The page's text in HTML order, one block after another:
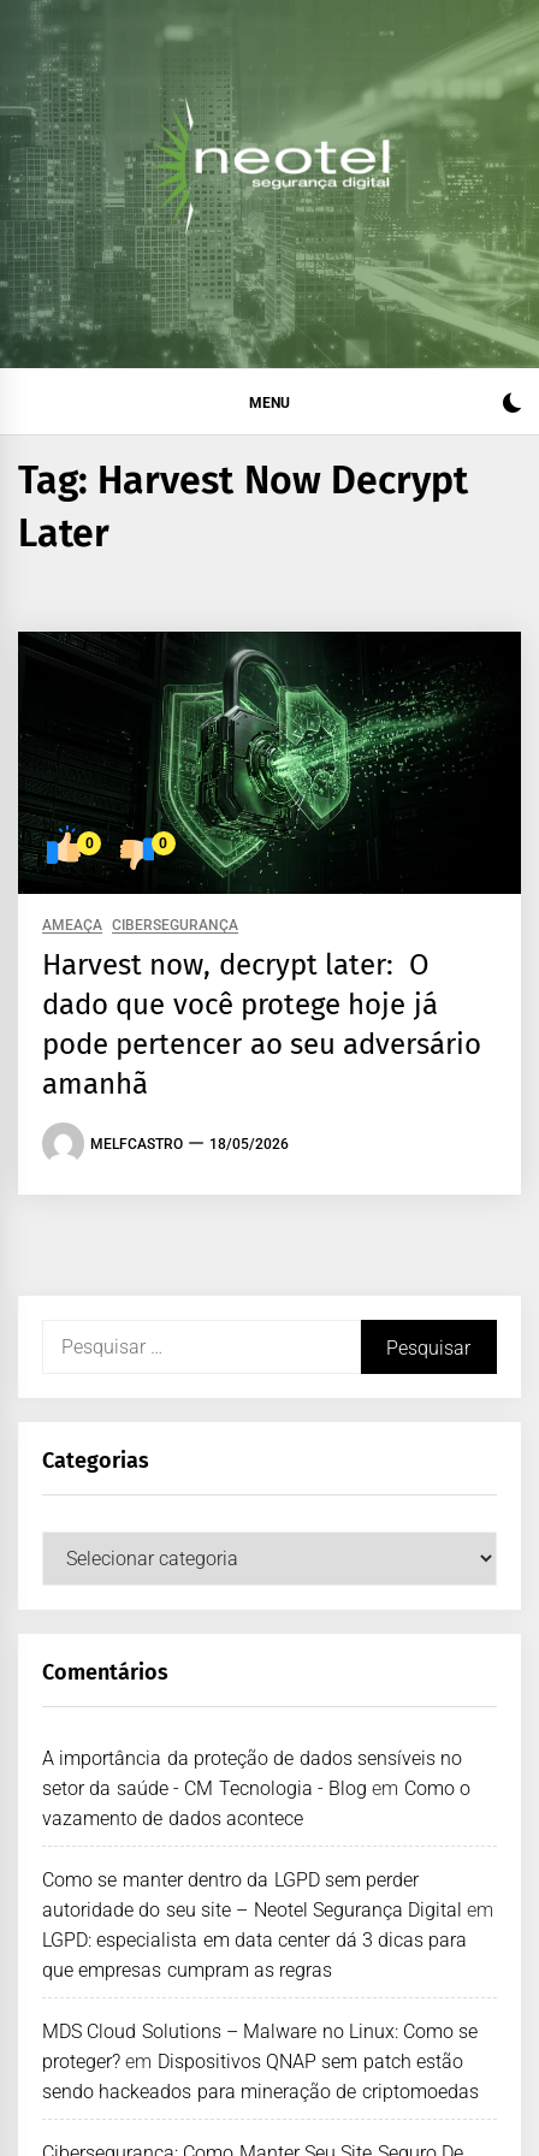
Blog da Neotel
Segurança Digital
Informações e notícias sobre segurança digital, legislação
e compliance
MENU
Tag: Harvest Now Decrypt
Later
0 0
AMEAÇA CIBERSEGURANÇA
Harvest now, decrypt later: O
dado que você protege hoje já
pode pertencer ao seu adversário
amanhã
MELFCASTRO 18/05/2026
Categorias
Comentários
A importância da proteção de dados sensíveis no
setor da saúde - CM Tecnologia - Blog em Como o
vazamento de dados acontece
Como se manter dentro da LGPD sem perder
autoridade do seu site – Neotel Segurança Digital em
LGPD: especialista em data center dá 3 dicas para
que empresas cumpram as regras
MDS Cloud Solutions – Malware no Linux: Como se
proteger? em Dispositivos QNAP sem patch estão
sendo hackeados para mineração de criptomoedas